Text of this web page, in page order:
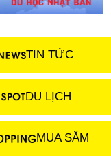
TIN TỨC
DU LỊCH
MUA SẮM